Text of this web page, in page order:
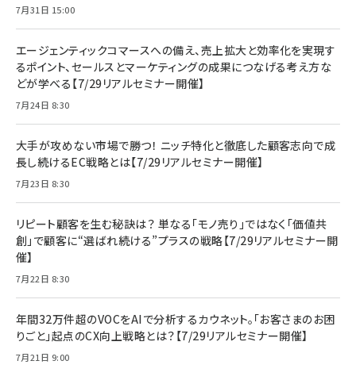
7月31日 15:00
エージェンティックコマースへの備え、売上拡大と効率化を実現す
るポイント、セールスとマーケティングの成果につなげる考え方な
どが学べる【7/29リアルセミナー開催】
7月24日 8:30
大手が攻めない市場で勝つ！ ニッチ特化と徹底した顧客志向で成
長し続けるEC戦略とは【7/29リアルセミナー開催】
7月23日 8:30
リピート顧客を生む秘訣は？ 単なる「モノ売り」ではなく「価値共
創」で顧客に“選ばれ続ける”プラスの戦略【7/29リアルセミナー開
催】
7月22日 8:30
年間32万件超のVOCをAIで分析するカウネット。「お客さまのお困
りごと」起点のCX向上戦略とは？【7/29リアルセミナー開催】
7月21日 9:00